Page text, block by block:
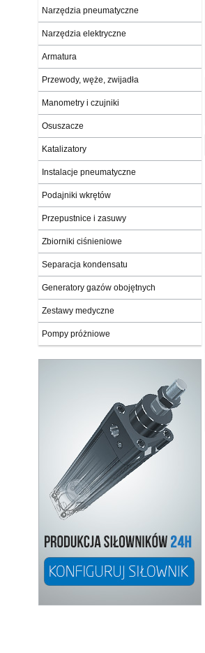
Narzędzia pneumatyczne
Narzędzia elektryczne
Armatura
Przewody, węże, zwijadła
Manometry i czujniki
Osuszacze
Katalizatory
Instalacje pneumatyczne
Podajniki wkrętów
Przepustnice i zasuwy
Zbiorniki ciśnieniowe
Separacja kondensatu
Generatory gazów obojętnych
Zestawy medyczne
Pompy próżniowe